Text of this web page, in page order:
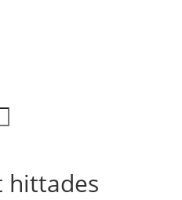
hittades